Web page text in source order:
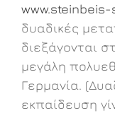
www.steinbeis-
δυαδικές
διεξάγονται
μεγάλη
Γερμανία.
εκπαίδευση